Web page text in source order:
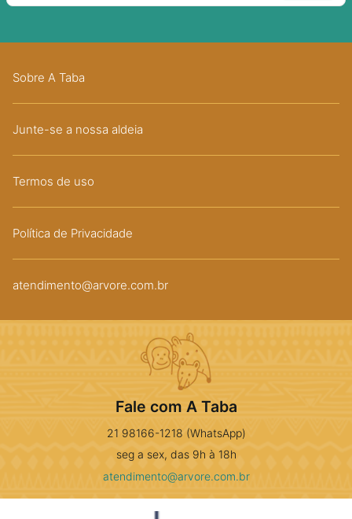
Sobre A Taba
Junte-se a nossa aldeia
Termos de uso
Política de Privacidade
atendimento@arvore.com.br
Fale com A Taba
21 98166-1218 (WhatsApp)
seg a sex, das 9h à 18h
atendimento@arvore.com.br